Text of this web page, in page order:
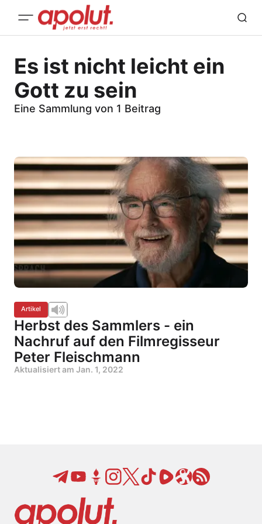
Es ist nicht leicht ein
Gott zu sein
Eine Sammlung von 1 Beitrag
Artikel
Herbst des Sammlers - ein
Nachruf auf den Filmregisseur
Peter Fleischmann
Aktualisiert am Jan. 1, 2022